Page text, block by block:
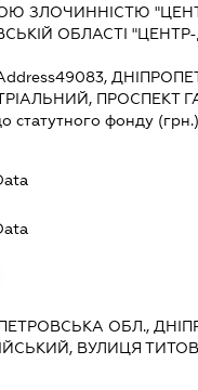
ЗЛОЧИННІСТЮ
ОБЛАСТІ
49083,
ПРОСПЕКТ
статутного фонду
ОБЛ.,
ВУЛИЦЯ